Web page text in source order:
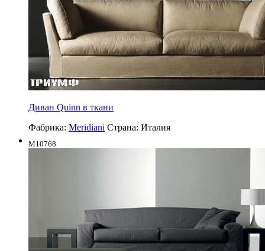
Диван Quinn в ткани
Фабрика: Meridiani Страна: Италия
M10768